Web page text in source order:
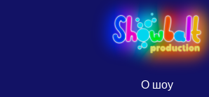
О шоу